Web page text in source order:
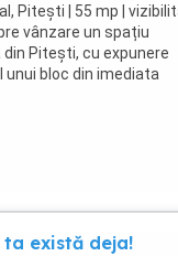
Pitești | 55 mp |
vânzare un spațiu
Pitești, cu expunere
bloc din imediata
există deja!